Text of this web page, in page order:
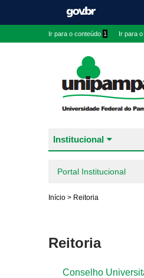
Ir para o conteúdo 1 Ir para
Institucional
Portal Institucional
Início > Reitoria
Reitoria
Conselho